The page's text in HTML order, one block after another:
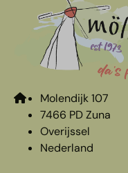
Molendijk 107
7466 PD Zuna
Overijssel
Nederland